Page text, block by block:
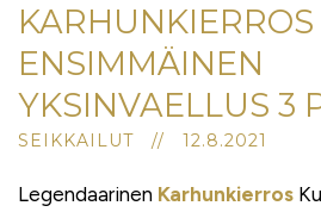
ENSIMMÄINEN
YKSINVAELLUS 3
SEIKKAILUT // 12.8.2021
Legendaarinen Karhunkierros